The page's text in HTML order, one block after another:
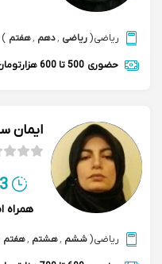
ریاضی(ریاضی ,دهم ,هفتم )
حضوری 500 تا 600 هزارتومان
ایمان
3 سال
همراه
ریاضی(ششم ,هشتم ,هفتم